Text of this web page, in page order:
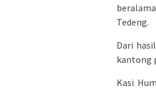
Tedeng.
Dari
kantong
Kasi